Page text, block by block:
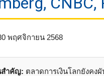
พฤศจิกายน 2568
สำคัญ: ตลาดการเงินโลกยังคง